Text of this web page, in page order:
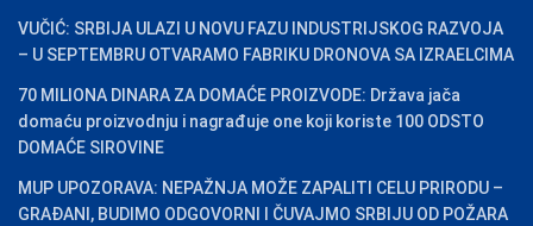
VUČIĆ: SRBIJA ULAZI U NOVU FAZU INDUSTRIJSKOG RAZVOJA
– U SEPTEMBRU OTVARAMO FABRIKU DRONOVA SA IZRAELCIMA
70 MILIONA DINARA ZA DOMAĆE PROIZVODE: Država jača
domaću proizvodnju i nagrađuje one koji koriste 100 ODSTO
DOMAĆE SIROVINE
MUP UPOZORAVA: NEPAŽNJA MOŽE ZAPALITI CELU PRIRODU –
GRAĐANI, BUDIMO ODGOVORNI I ČUVAJMO SRBIJU OD POŽARA